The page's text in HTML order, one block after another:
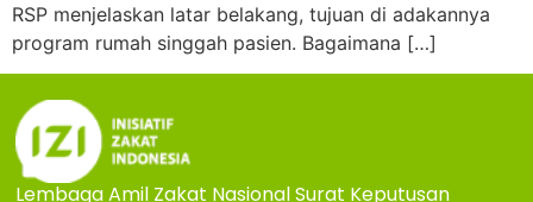
RSP menjelaskan latar belakang, tujuan di adakannya
program rumah singgah pasien. Bagaimana […]
Lembaga Amil Zakat Nasional Surat Keputusan